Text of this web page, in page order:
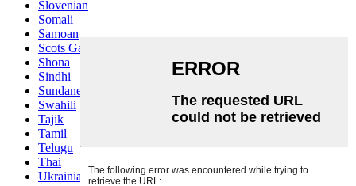
Slovenian
Somali
Samoan
Scots Gaelic
Shona
Sindhi
Sundanese
Swahili
Tajik
Tamil
Telugu
Thai
Ukrainian